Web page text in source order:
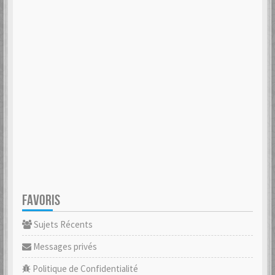
FAVORIS
Sujets Récents
Messages privés
Politique de Confidentialité